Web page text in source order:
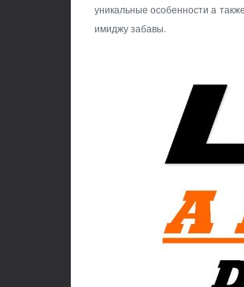
уникальные особенности а
имиджу забавы.